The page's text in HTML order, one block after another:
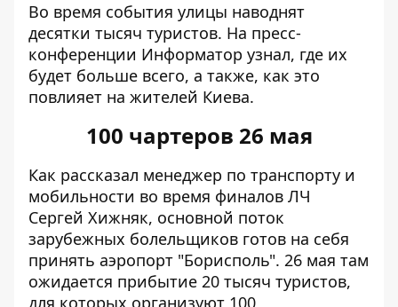
Во время события улицы наводнят
десятки тысяч туристов. На пресс-
конференции Информатор узнал, где их
будет больше всего, а также, как это
повлияет на жителей Киева.
100 чартеров 26 мая
Как рассказал менеджер по транспорту и
мобильности во время финалов ЛЧ
Сергей Хижняк, основной поток
зарубежных болельщиков готов на себя
принять аэропорт "Борисполь". 26 мая там
ожидается прибытие 20 тысяч туристов,
для которых организуют 100